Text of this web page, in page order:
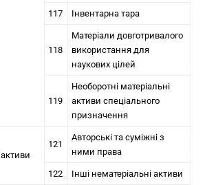
117 Інвентарна тара
118
Матеріали довготривалого
використання для
наукових цілей
119
Необоротні матеріальні
активи спеціального
призначення
121
Авторські та суміжні з
ними права
122 Інші нематеріальні активи